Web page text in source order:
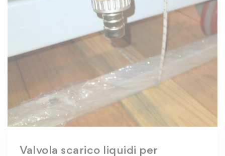
Valvola scarico liquidi per